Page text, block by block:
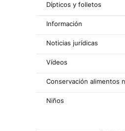
Dípticos y folletos
Información
Noticias jurídicas
Vídeos
Conservación alimentos
Niños